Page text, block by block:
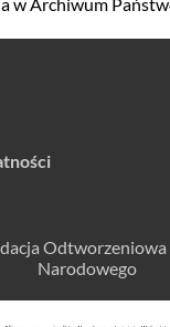
Odtworzeniowa
Narodowego